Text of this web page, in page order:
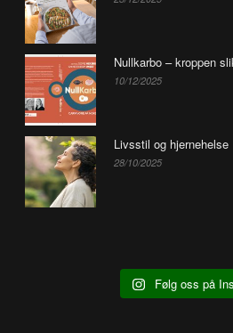
Nullkarbo – kroppen
10/12/2025
Livsstil og hjernehelse
28/10/2025
Følg oss på